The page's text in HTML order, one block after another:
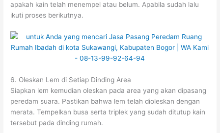
apakah kain telah menempel atau belum. Apabila sudah lalu
ikuti proses berikutnya.
6. Oleskan Lem di Setiap Dinding Area
Siapkan lem kemudian oleskan pada area yang akan dipasang
peredam suara. Pastikan bahwa lem telah dioleskan dengan
merata. Tempelkan busa serta triplek yang sudah ditutup kain
tersebut pada dinding rumah.